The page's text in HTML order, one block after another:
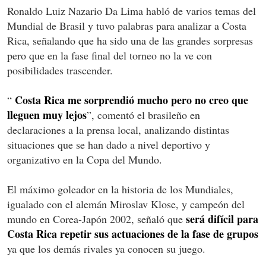
Ronaldo Luiz Nazario Da Lima habló de varios temas del
Mundial de Brasil y tuvo palabras para analizar a Costa
Rica, señalando que ha sido una de las grandes sorpresas
pero que en la fase final del torneo no la ve con
posibilidades trascender.
“ Costa Rica me sorprendió mucho pero no creo que
lleguen muy lejos”, comentó el brasileño en
declaraciones a la prensa local, analizando distintas
situaciones que se han dado a nivel deportivo y
organizativo en la Copa del Mundo.
El máximo goleador en la historia de los Mundiales,
igualado con el alemán Miroslav Klose, y campeón del
mundo en Corea-Japón 2002, señaló que será difícil para
Costa Rica repetir sus actuaciones de la fase de grupos
ya que los demás rivales ya conocen su juego.